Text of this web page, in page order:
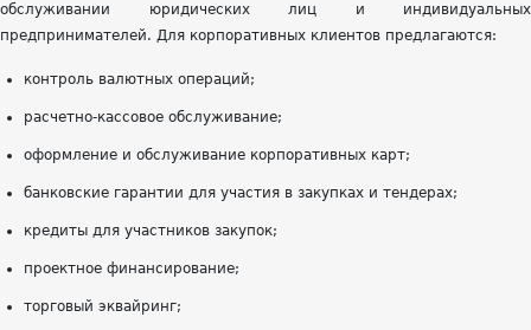
обслуживании юридических лиц и индивидуальных
предпринимателей. Для корпоративных клиентов предлагаются:
контроль валютных операций;
расчетно-кассовое обслуживание;
оформление и обслуживание корпоративных карт;
банковские гарантии для участия в закупках и тендерах;
кредиты для участников закупок;
проектное финансирование;
торговый эквайринг;